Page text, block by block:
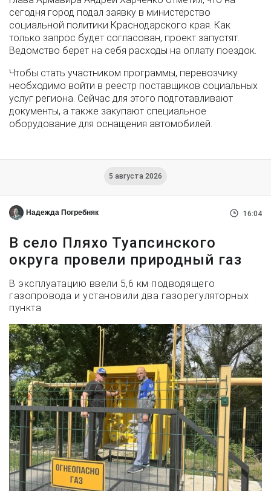
сегодня город подал заявку в министерство
социальной политики Краснодарского края. Как
только запрос будет согласован, проект запустят.
Ведомство берет на себя расходы на оплату поездок.
Чтобы стать участником программы, перевозчику
необходимо войти в реестр поставщиков социальных
услуг региона. Сейчас для этого подготавливают
документы, а также закупают специальное
оборудование для оснащения автомобилей.
5 августа 2026
Надежда Погребняк 16:04
В село Пляхо Туапсинского
округа провели природный газ
В эксплуатацию ввели 5,6 км подводящего
газопровода и установили два газорегуляторных
пункта